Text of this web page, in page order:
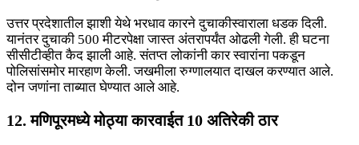
उत्तर प्रदेशातील झाशी येथे भरधाव कारने दुचाकीस्वाराला धडक दिली.
यानंतर दुचाकी 500 मीटरपेक्षा जास्त अंतरापर्यंत ओढली गेली. ही घटना
सीसीटीव्हीत कैद झाली आहे. संतप्त लोकांनी कार स्वारांना पकडून
पोलिसांसमोर मारहाण केली. जखमीला रुग्णालयात दाखल करण्यात आले.
दोन जणांना ताब्यात घेण्यात आले आहे.
12. मणिपूरमध्ये मोठ्या कारवाईत 10 अतिरेकी ठार